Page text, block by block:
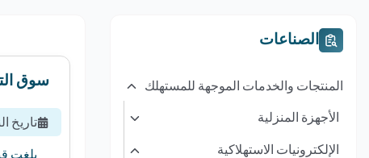
الصناعات
المنتجات والخدمات الموجهة للمستهلك
الأجهزة المنزلية
الإلكترونيات الاستهلاكية
سوق
تاريخ